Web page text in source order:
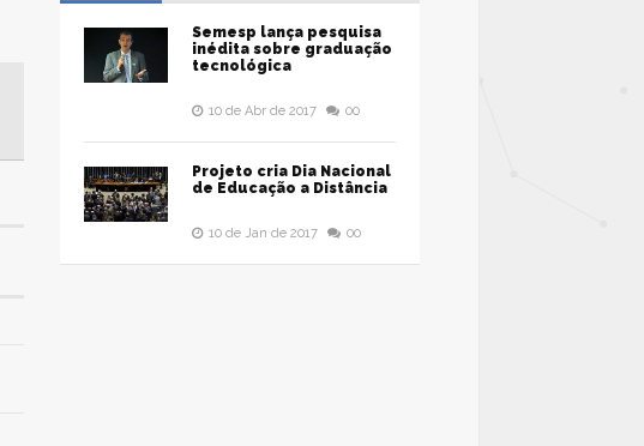
Semesp lança pesquisa
inédita sobre graduação
tecnológica
10 de Abr de 2017 00
Projeto cria Dia Nacional
de Educação a Distância
10 de Jan de 2017 00